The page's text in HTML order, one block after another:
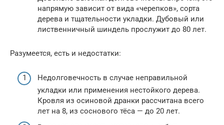
напрямую зависит от вида «черепков», сорта
дерева и тщательности укладки. Дубовый или
лиственничный шиндель прослужит до 80 лет.
Разумеется, есть и недостатки:
Недолговечность в случае неправильной
укладки или применения нестойкого дерева.
Кровля из осиновой дранки рассчитана всего
лет на 8, из соснового тёса — до 20 лет.